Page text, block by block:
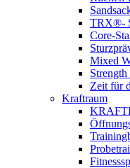
TRX®-
Core-
Mixed
Zeit für
Kraftraum